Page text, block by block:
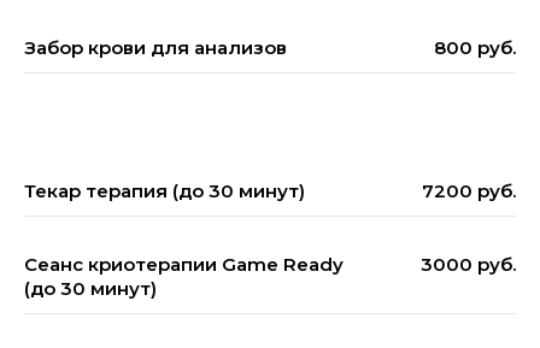
Забор крови для анализов 800 руб.
Текар терапия (до 30 минут) 7200 руб.
Сеанс криотерапии Game Ready
(до 30 минут)
3000 руб.